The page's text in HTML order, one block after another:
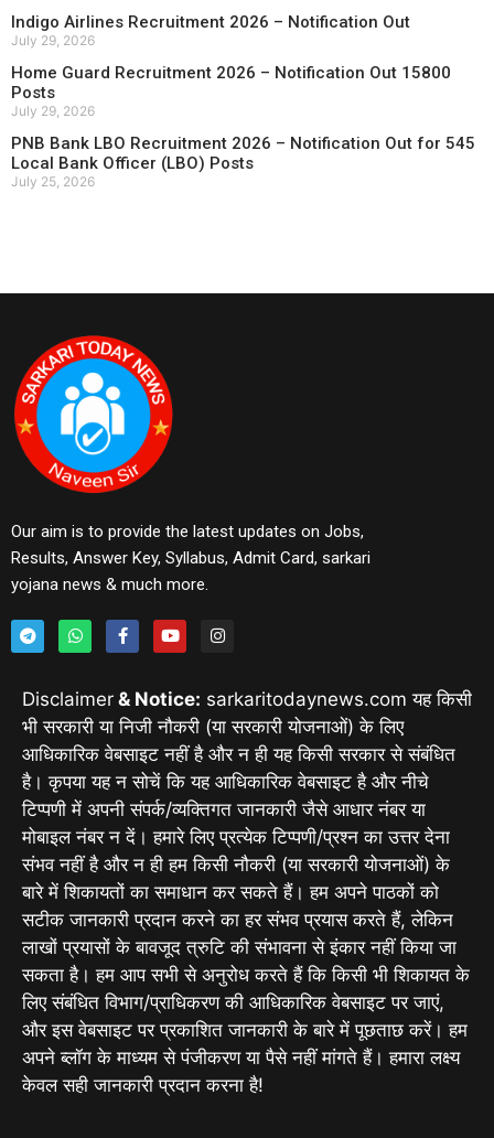
Indigo Airlines Recruitment 2026 – Notification Out
July 29, 2026
Home Guard Recruitment 2026 – Notification Out 15800
Posts
July 29, 2026
PNB Bank LBO Recruitment 2026 – Notification Out for 545
Local Bank Officer (LBO) Posts
July 25, 2026
Our aim is to provide the latest updates on Jobs,
Results, Answer Key, Syllabus, Admit Card, sarkari
yojana news & much more.
Disclaimer & Notice: sarkaritodaynews.com यह किसी
भी सरकारी या निजी नौकरी (या सरकारी योजनाओं) के लिए
आधिकारिक वेबसाइट नहीं है और न ही यह किसी सरकार से संबंधित
है। कृपया यह न सोचें कि यह आधिकारिक वेबसाइट है और नीचे
टिप्पणी में अपनी संपर्क/व्यक्तिगत जानकारी जैसे आधार नंबर या
मोबाइल नंबर न दें। हमारे लिए प्रत्येक टिप्पणी/प्रश्न का उत्तर देना
संभव नहीं है और न ही हम किसी नौकरी (या सरकारी योजनाओं) के
बारे में शिकायतों का समाधान कर सकते हैं। हम अपने पाठकों को
सटीक जानकारी प्रदान करने का हर संभव प्रयास करते हैं, लेकिन
लाखों प्रयासों के बावजूद त्रुटि की संभावना से इंकार नहीं किया जा
सकता है। हम आप सभी से अनुरोध करते हैं कि किसी भी शिकायत के
लिए संबंधित विभाग/प्राधिकरण की आधिकारिक वेबसाइट पर जाएं,
और इस वेबसाइट पर प्रकाशित जानकारी के बारे में पूछताछ करें। हम
अपने ब्लॉग के माध्यम से पंजीकरण या पैसे नहीं मांगते हैं। हमारा लक्ष्य
केवल सही जानकारी प्रदान करना है!